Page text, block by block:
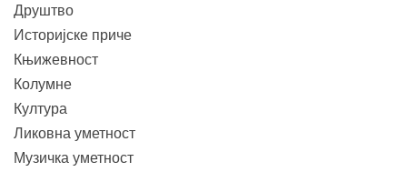
Друштво
Историјске приче
Књижевност
Колумне
Култура
Ликовна уметност
Музичка уметност